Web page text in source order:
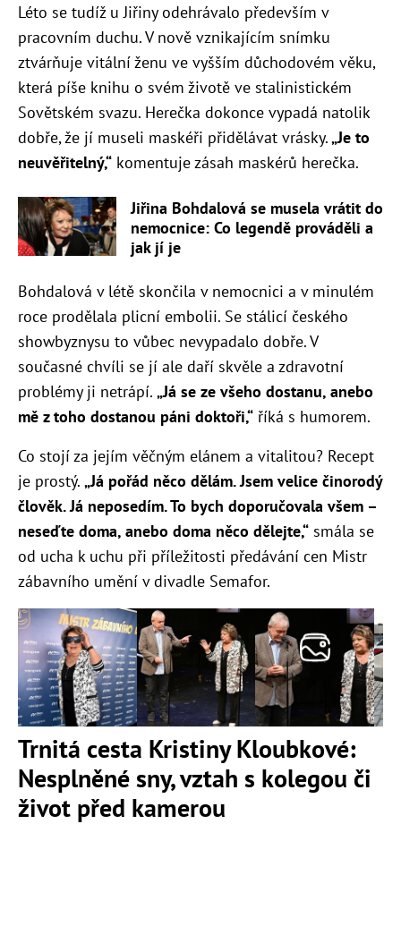
Léto se tudíž u Jiřiny odehrávalo především v
pracovním duchu. V nově vznikajícím snímku
ztvárňuje vitální ženu ve vyšším důchodovém věku,
která píše knihu o svém životě ve stalinistickém
Sovětském svazu. Herečka dokonce vypadá natolik
dobře, že jí museli maskéři přidělávat vrásky.„Je to
neuvěřitelný,“ komentuje zásah maskérů herečka.
Jiřina Bohdalová se musela vrátit do
nemocnice: Co legendě prováděli a
jak jí je
Bohdalová v létě skončila v nemocnici a v minulém
roce prodělala plicní embolii. Se stálicí českého
showbyznysu to vůbec nevypadalo dobře. V
současné chvíli se jí ale daří skvěle a zdravotní
problémy ji netrápí. „Já se ze všeho dostanu, anebo
mě z toho dostanou páni doktoři,“ říká s humorem.
Co stojí za jejím věčným elánem a vitalitou? Recept
je prostý. „Já pořád něco dělám. Jsem velice činorodý
člověk. Já neposedím. To bych doporučovala všem –
neseďte doma, anebo doma něco dělejte,“ smála se
od ucha k uchu při příležitosti předávání cen Mistr
zábavního umění v divadle Semafor.
Trnitá cesta Kristiny Kloubkové:
Nesplněné sny, vztah s kolegou či
život před kamerou